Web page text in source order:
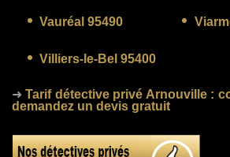
Vauréal 95490
Villiers-le-Bel 95400
➜Tarif détective privé Arnouville:
demandez un devis gratuit